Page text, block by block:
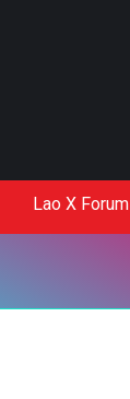
Lao X Forum